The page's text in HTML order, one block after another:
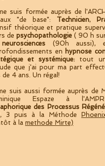
suis formée auprès de
"de base": Technicien,
théorique et pratique
de psychopathologie( 90 h sur
neurosciences (90h aussi),
en hypnose
et systémique: tout
que j'ai pour ma part
de 4 ans. Un régal!
suis aussi formée auprès de
Espaze à
des Processus
3 puis à la Méthode
à la methode Mirte)